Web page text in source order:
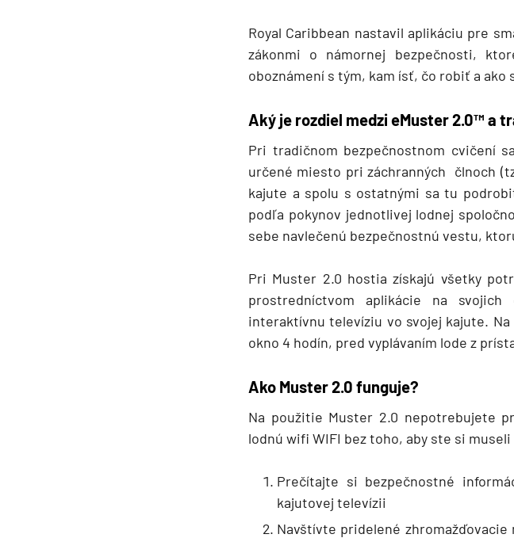
Kanada a Nové Anglicko
Západné pobrežie USA
Južná Amerika
Arabský polostrov
Červené more
Emiráty a Perzský záliv
Japonsko
Juhovýchodná Ázia
Austrália a Nový Zéland
Afrika a Indický oceán
Afrika
Seychely a Maurícius
Havaj a Južný Pacifik
Royal Caribbean nastavil aplikáciu pre
zákonmi o námornej bezpečnosti,
oboznámení s tým, kam ísť, čo robiť a ako
Aký je rozdiel medzi eMuster 2.0™ a
Pri tradičnom bezpečnostnom cvičení
určené miesto pri záchranných člnoch
kajute a spolu s ostatnými sa tu
podľa pokynov jednotlivej lodnej
sebe navlečenú bezpečnostnú vestu,
Pri Muster 2.0 hostia získajú všetky
prostredníctvom aplikácie na svojich
interaktívnu televíziu vo svojej kajute.
okno 4 hodín, pred vyplávaním lode z
Ako Muster 2.0 funguje?
Na použitie Muster 2.0 nepotrebujete
lodnú wifi WIFI bez toho, aby ste si
Prečítajte si bezpečnostné
kajutovej televízii
Navštívte pridelené